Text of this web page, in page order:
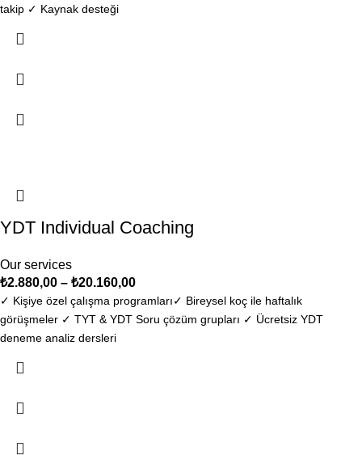
takip ✓ Kaynak desteği
YDT Individual Coaching
Our services
₺2.880,00 – ₺20.160,00
✓ Kişiye özel çalışma programları​ ✓ Bireysel koç ile haftalık
görüşmeler ✓ TYT & YDT Soru çözüm grupları ✓ Ücretsiz YDT
deneme analiz dersleri